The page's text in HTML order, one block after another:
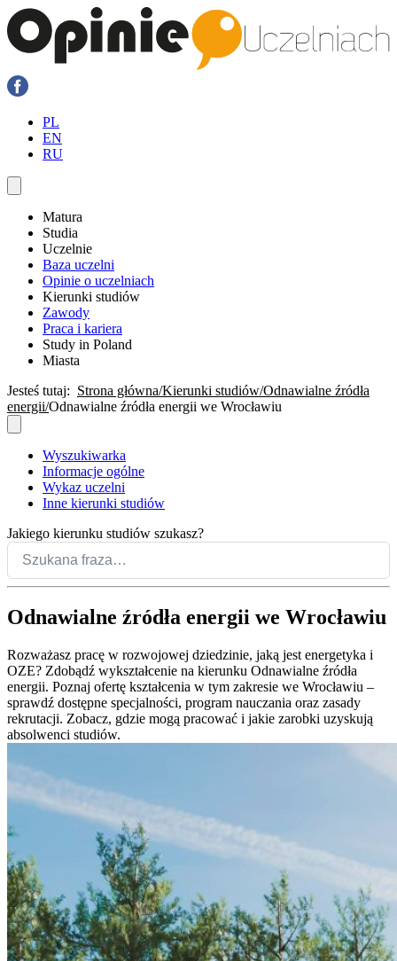
PL
EN
RU
Matura
Studia
Uczelnie
Baza uczelni
Opinie o uczelniach
Kierunki studiów
Zawody
Praca i kariera
Study in Poland
Miasta
Jesteś tutaj: Strona główna Kierunki studiów Odnawialne źródła
energii Odnawialne źródła energii we Wrocławiu
Wyszukiwarka
Informacje ogólne
Wykaz uczelni
Inne kierunki studiów
Jakiego kierunku studiów szukasz?
Odnawialne źródła energii we Wrocławiu
Rozważasz pracę w rozwojowej dziedzinie, jaką jest energetyka i
OZE? Zdobądź wykształcenie na kierunku Odnawialne źródła
energii. Poznaj ofertę kształcenia w tym zakresie we Wrocławiu –
sprawdź dostępne specjalności, program nauczania oraz zasady
rekrutacji. Zobacz, gdzie mogą pracować i jakie zarobki uzyskują
absolwenci studiów.